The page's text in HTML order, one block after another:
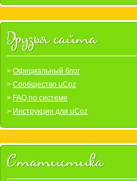
Друзья сайта
Официальный блог
Сообщество uCoz
FAQ по системе
Инструкции для uCoz
Статистика